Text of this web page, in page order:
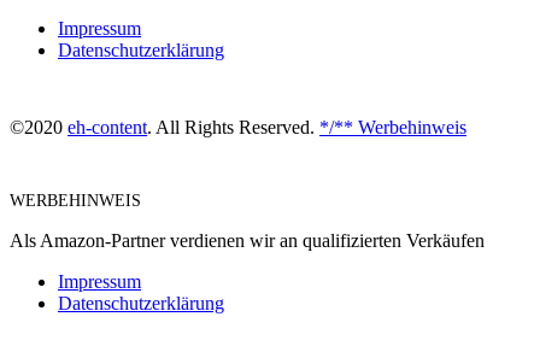
Impressum
Datenschutzerklärung
©2020 eh-content. All Rights Reserved. */** Werbehinweis
WERBEHINWEIS
Als Amazon-Partner verdienen wir an qualifizierten Verkäufen
Impressum
Datenschutzerklärung